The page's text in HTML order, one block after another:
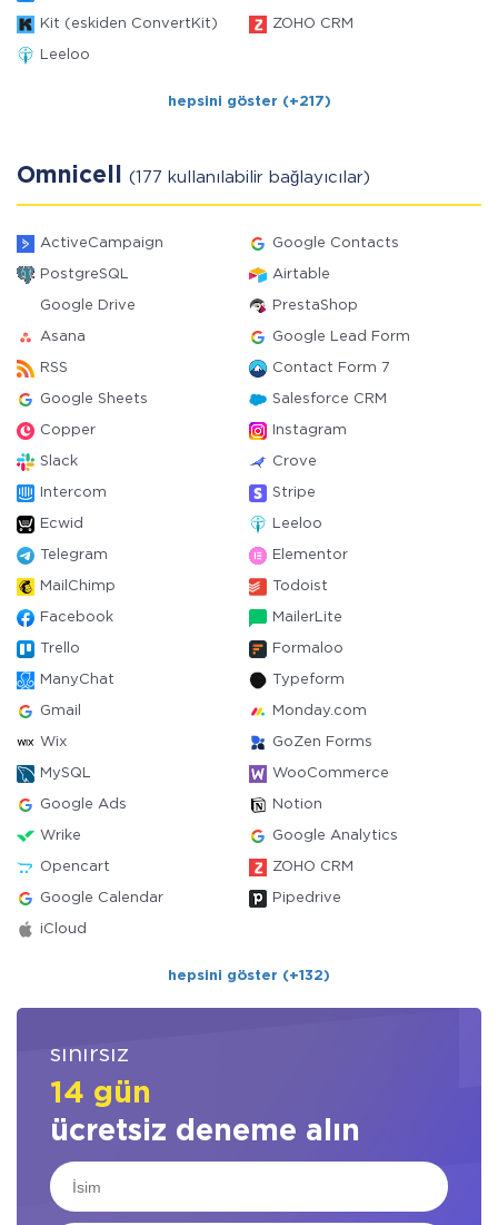
Kit (eskiden ConvertKit) ZOHO CRM
Leeloo
hepsini göster (+217)
Omnicell (177 kullanılabilir bağlayıcılar)
ActiveCampaign Google Contacts
PostgreSQL Airtable
Google Drive PrestaShop
Asana Google Lead Form
RSS Contact Form 7
Google Sheets Salesforce CRM
Copper Instagram
Slack Crove
Intercom Stripe
Ecwid Leeloo
Telegram Elementor
MailChimp Todoist
Facebook MailerLite
Trello Formaloo
ManyChat Typeform
Gmail Monday.com
Wix GoZen Forms
MySQL WooCommerce
Google Ads Notion
Wrike Google Analytics
Opencart ZOHO CRM
Google Calendar Pipedrive
iCloud
hepsini göster (+132)
sınırsız
14 gün
ücretsiz deneme alın